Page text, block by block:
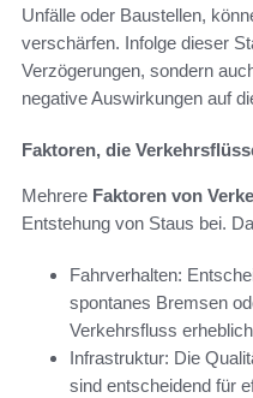
Unfälle oder Baustellen,
verschärfen. Infolge dieser
Verzögerungen, sondern
negative Auswirkungen auf
Faktoren, die
Mehrere Faktoren von
Entstehung von Staus bei.
Fahrverhalten:
spontanes Bremsen
Verkehrsfluss
Infrastruktur: Die
sind entscheidend für